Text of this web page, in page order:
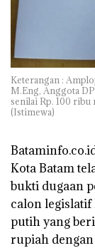
Keterangan :
M.Eng, Anggota
senilai Rp. 100 ribu
(Istimewa)
Kota Batam
bukti dugaan
calon legislatif
putih yang
rupiah